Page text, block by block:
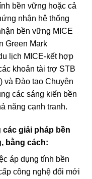
bền vững hoặc cả
nhận hệ thống
bền vững MICE
Green Mark
lịch MICE-kết hợp
khoản tài trợ STB
và Đào tạo Chuyên
các sáng kiến bền
năng cạnh tranh.
giải pháp bền
bằng cách:
áp dụng tính bền
công nghệ đổi mới